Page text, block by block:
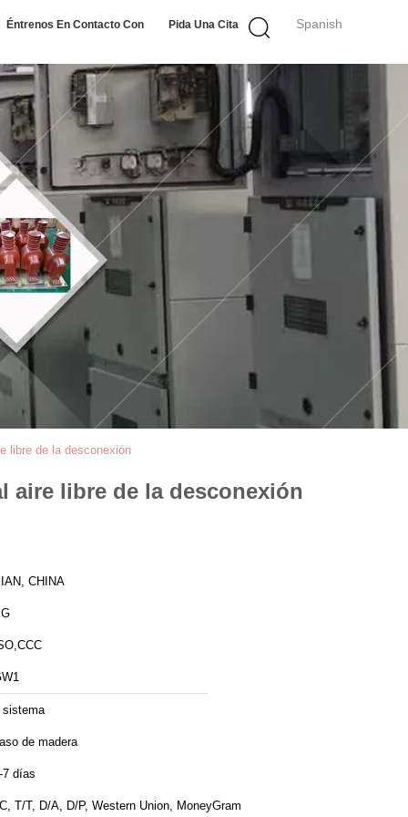
Spanish
Éntrenos En Contacto Con Pida Una Cita
libre de la desconexión
aire libre de la desconexión
CHINA
sistema
de madera
7 días
T/T, D/A, D/P, Western Union, MoneyGram